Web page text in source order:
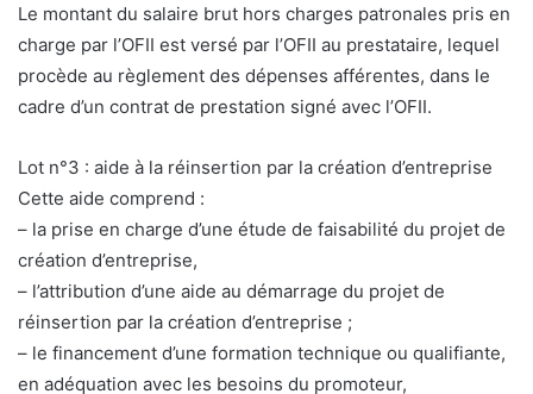
Le montant du salaire brut hors charges patronales pris en
charge par l’OFII est versé par l’OFII au prestataire, lequel
procède au règlement des dépenses afférentes, dans le
cadre d’un contrat de prestation signé avec l’OFII.
Lot n°3 : aide à la réinsertion par la création d’entreprise
Cette aide comprend :
– la prise en charge d’une étude de faisabilité du projet de
création d’entreprise,
– l’attribution d’une aide au démarrage du projet de
réinsertion par la création d’entreprise ;
– le financement d’une formation technique ou qualifiante,
en adéquation avec les besoins du promoteur,